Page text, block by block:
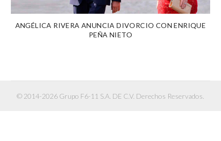
ANGÉLICA RIVERA ANUNCIA DIVORCIO CON ENRIQUE
PEÑA NIETO
© 2014-2026 Grupo F6-11 S.A. DE C.V. Derechos Reservados.